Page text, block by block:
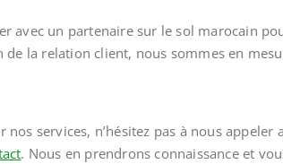
avec un partenaire sur le sol marocain
de la relation client, nous sommes en
nos services, n’hésitez pas à nous
. Nous en prendrons connaissance et